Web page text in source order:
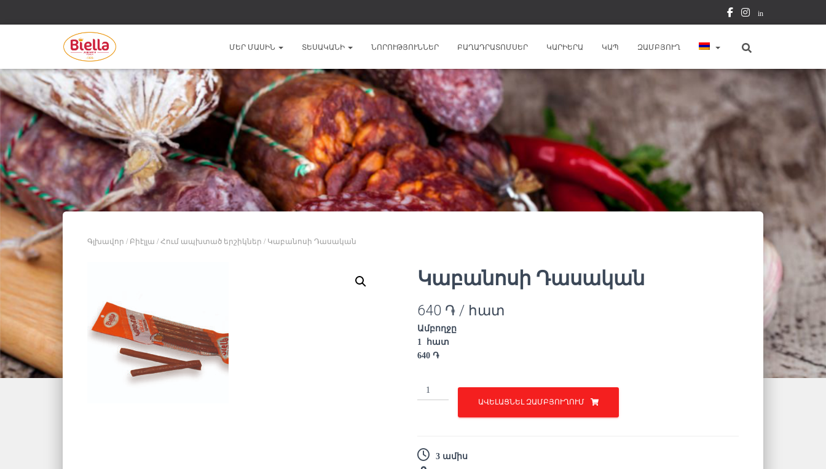
in
ՄԵՐ ՄԱՍԻՆ ՏԵՍԱԿԱՆԻ ՆՈՐՈՒԹՅՈՒՆՆԵՐ ԲԱՂԱԴՐԱՏՈՄՍԵՐ ԿԱՐԻԵՐԱ ԿԱՊ ԶԱՄԲՅՈՒՂ
Գլխավոր / Բիէլլա / Հում ապխտած երշիկներ / Կաբանոսի Դասական
Կաբանոսի Դասական
640 ֏ / հատ
Ամբողջը
1 հատ
640 ֏
Կաբանոսի
Դասական
ԱՎԵԼԱՑՆԵԼ ԶԱՄԲՅՈՒՂՈՒՄ
3 ամիս